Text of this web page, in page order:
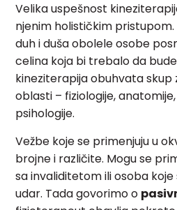
Velika uspešnost
njenim holističkim
duh i duša obolele osobe
celina koja bi trebalo da
kineziterapija obuhvata skup
oblasti – fiziologije,
psihologije.
Vežbe koje se primenjuju u
brojne i različite. Mogu se
sa invaliditetom ili osoba koje
udar. Tada govorimo o